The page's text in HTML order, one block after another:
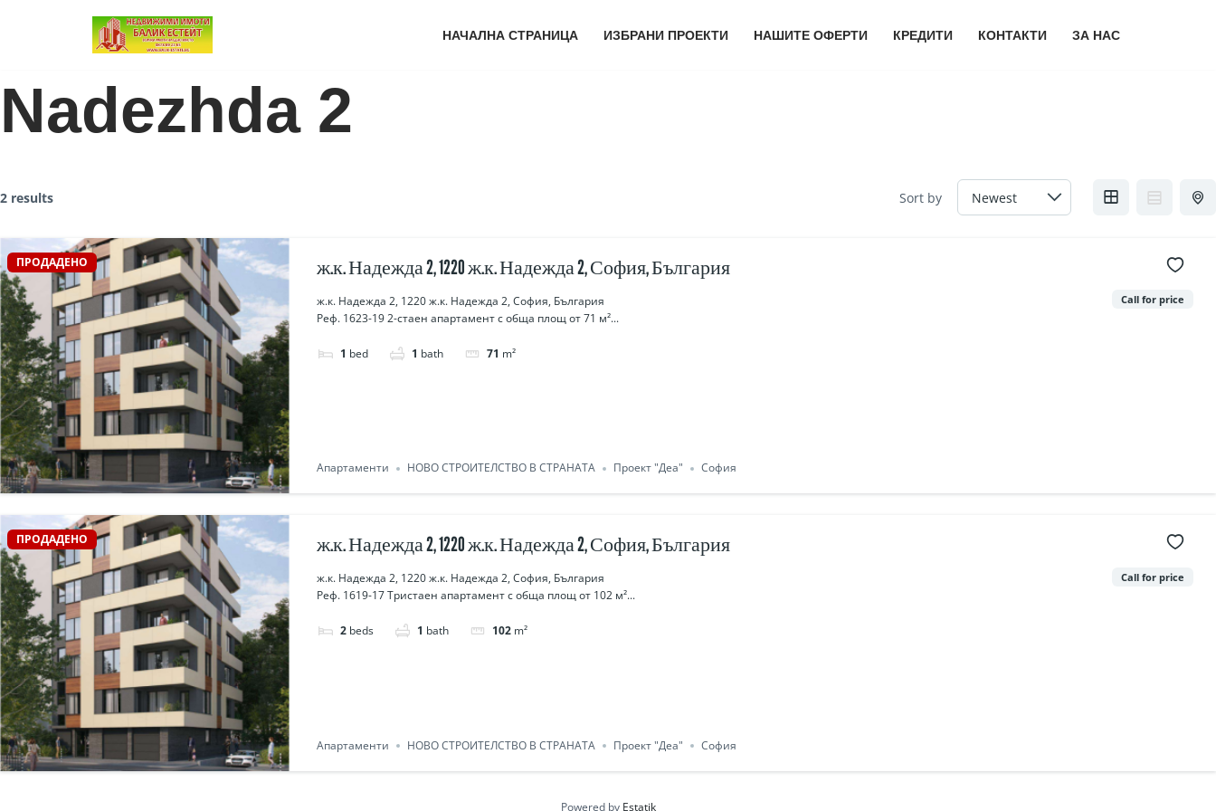
Продължете
съдържанието
НАЧАЛНА СТРАНИЦА ИЗБРАНИ ПРОЕКТИ НАШИТЕ ОФЕРТИ КРЕДИТИ КОНТАКТИ ЗА НАС
Nadezhda 2
2 results Sort by
ПРОДАДЕНО ж.к. Надежда 2, 1220 ж.к. Надежда 2, София, България
ж.к. Надежда 2, 1220 ж.к. Надежда 2, София, България
Реф. 1623-19 2-стаен апартамент с обща площ от 71 м²...
1 bed 1 bath 71 m²
Call for price
Апартаменти НОВО СТРОИТЕЛСТВО В СТРАНАТА Проект "Деа" София
ПРОДАДЕНО ж.к. Надежда 2, 1220 ж.к. Надежда 2, София, България
ж.к. Надежда 2, 1220 ж.к. Надежда 2, София, България
Реф. 1619-17 Тристаен апартамент с обща площ от 102 м²...
2 beds 1 bath 102 m²
Call for price
Апартаменти НОВО СТРОИТЕЛСТВО В СТРАНАТА Проект "Деа" София
Powered by Estatik